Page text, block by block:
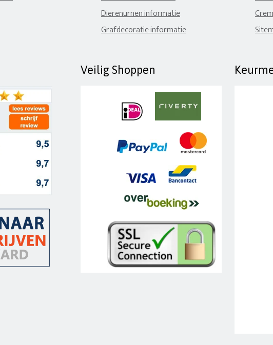
Dierenurnen informatie
Grafdecoratie informatie
Veilig Shoppen